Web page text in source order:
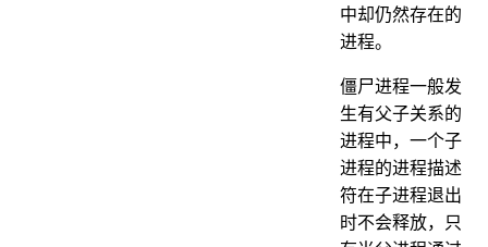
中却仍然存在的
进程。
僵尸进程一般发
生有父子关系的
进程中，一个子
进程的进程描述
符在子进程退出
时不会释放，只